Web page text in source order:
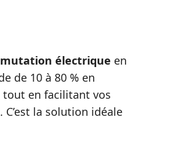
électrique en
de 10 à 80 % en
tout en facilitant vos
. C’est la solution idéale